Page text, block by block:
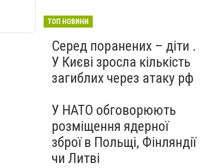
ТОП НОВИНИ
Серед поранених – діти .
У Києві зросла кількість
загиблих через атаку рф
У НАТО обговорюють
розміщення ядерної
зброї в Польщі, Фінляндії
чи Литві